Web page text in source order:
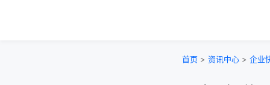
首页 > 资讯中心 > 企业